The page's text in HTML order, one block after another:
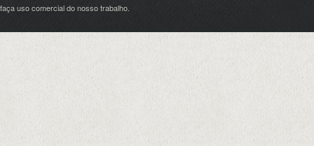
faça uso comercial do nosso trabalho.